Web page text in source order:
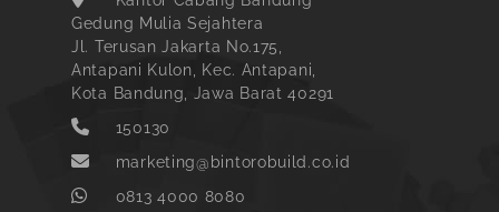
Gedung Mulia Sejahtera
Jl. Terusan Jakarta No.175,
Antapani Kulon, Kec. Antapani,
Kota Bandung, Jawa Barat 40291
150130
marketing@bintorobuild.co.id
0813 4000 8080